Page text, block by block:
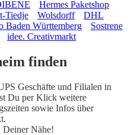
Hermes Paketshop
Tiedje Wolsdorff
DHL
Baden Württemberg
Sostrene
idee. Creativmarkt
finden
Geschäfte und Filialen in
Du per Klick weitere
sowie Infos über
Deiner Nähe!